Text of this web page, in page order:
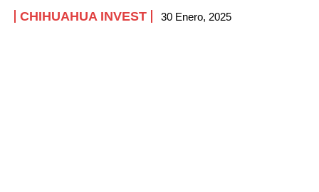
CHIHUAHUA INVEST 30 Enero, 2025